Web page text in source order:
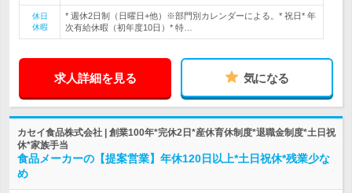
休日
休暇
* 週休2日制（日曜日+他）※部門別カレンダーによる。* 祝日* 年
次有給休暇（初年度10日）* 特…
求人詳細を見る 気になる
カセイ食品株式会社 | 創業100年*完休2日*産休育休制度*退職金制度*土日祝
休*家族手当
食品メーカーの【提案営業】年休120日以上*土日祝休*残業少な
め